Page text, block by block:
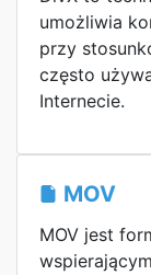
umożliwia
przy
często
Internecie.
MOV
MOV jest